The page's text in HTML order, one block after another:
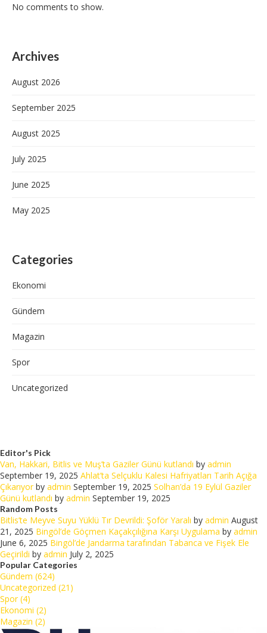
No comments to show.
Archives
August 2026
September 2025
August 2025
July 2025
June 2025
May 2025
Categories
Ekonomi
Gündem
Magazin
Spor
Uncategorized
Editor's Pick
Van, Hakkari, Bitlis ve Muş’ta Gaziler Günü kutlandı by admin
September 19, 2025 Ahlat’ta Selçuklu Kalesi Hafriyatları Tarih Açığa
Çıkarıyorby admin September 19, 2025 Solhan’da 19 Eylül Gaziler
Günü kutlandı by admin September 19, 2025
Random Posts
Bitlis’te Meyve Suyu Yüklü Tır Devrildi: Şoför Yaralı by admin August
21, 2025 Bingöl’de Göçmen Kaçakçılığına Karşı Uygulama by admin
June 6, 2025 Bingöl’de Jandarma tarafından Tabanca ve Fişek Ele
Geçirildi by admin July 2, 2025
Popular Categories
Gündem (624)
Uncategorized (21)
Spor (4)
Ekonomi (2)
Magazin (2)